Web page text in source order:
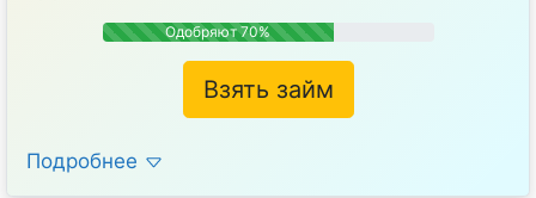
Одобряют 70%
Взять займ
Подробнее